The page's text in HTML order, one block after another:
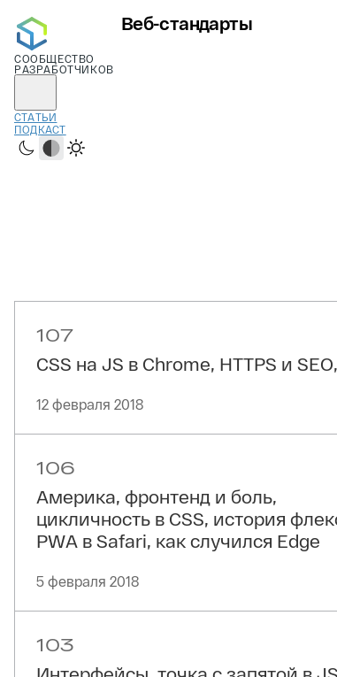
Веб-стандарты
СООБЩЕСТВО
РАЗРАБОТЧИКОВ
СТАТЬИ
ПОДКАСТ
107
CSS на JS в Chrome, HTTPS и
12 февраля 2018
106
Америка, фронтенд и боль,
цикличность в CSS, история
PWA в Safari, как случился Edge
5 февраля 2018
103